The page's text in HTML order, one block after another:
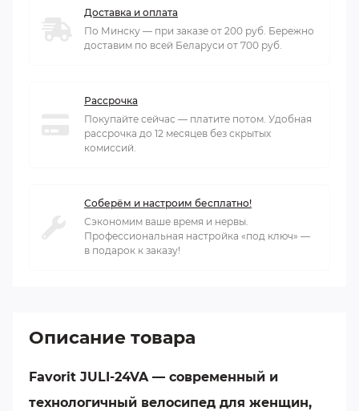
Доставка и оплата
По Минску — при заказе от 200 руб. Бережно
доставим по всей Беларуси от 700 руб.
Рассрочка
Покупайте сейчас — платите потом. Удобная
рассрочка до 12 месяцев без скрытых
комиссий.
Соберём и настроим бесплатно!
Сэкономим ваше время и нервы.
Профессиональная настройка «под ключ» —
в подарок к заказу!
Описание товара
Favorit JULI-24VA— современный и
технологичный велосипед для женщин,